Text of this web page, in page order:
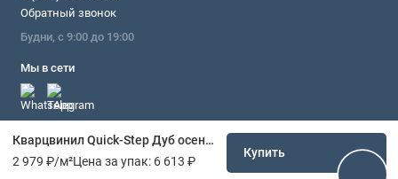
Кварцвинил Quick-Step Дуб осенний медовый PUCL40088
2 979 ₽/м²Цена за упак: 6 613 ₽
Купить
Обратный звонок
Будни, с 9:00 до 19:00
Мы в сети